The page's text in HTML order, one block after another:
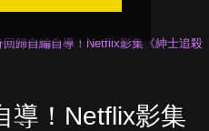
回歸自編自導！Netflix影集《紳士追殺
導！Netflix影集